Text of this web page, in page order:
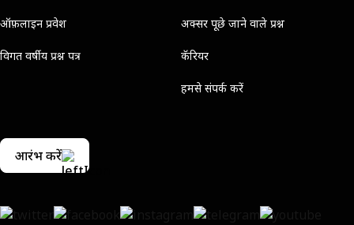
ऑफ़लाइन प्रवेश
विगत वर्षीय प्रश्न पत्र
अक्सर पूछे जाने वाले प्रश्न
कॅरियर
हमसे संपर्क करें
आरंभ करें